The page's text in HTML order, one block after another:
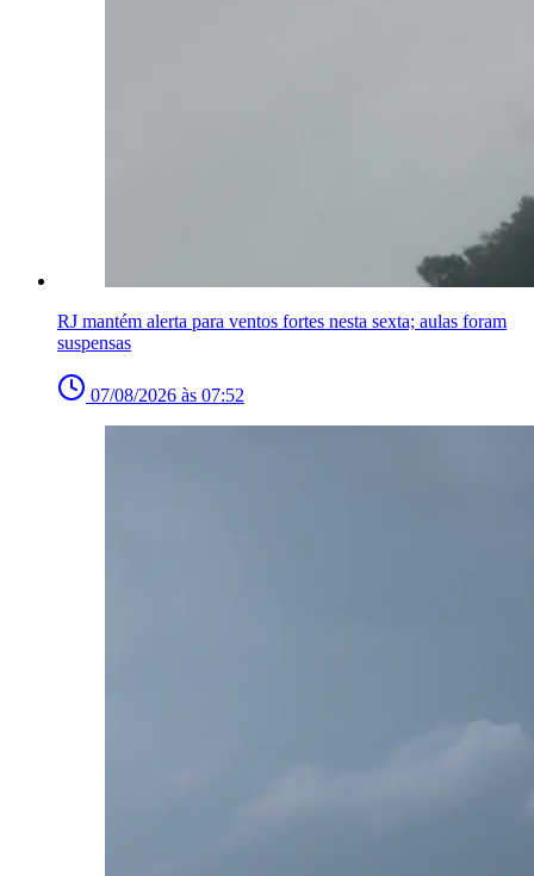
RJ mantém alerta para ventos fortes nesta sexta; aulas foram
suspensas
07/08/2026 às 07:52